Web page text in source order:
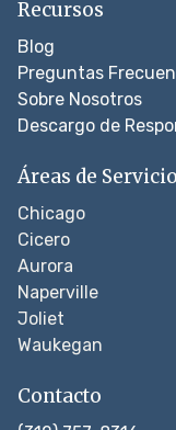
Recursos
Blog
Preguntas
Sobre Nosotros
Descargo de
Áreas de Servicio
Chicago
Cicero
Aurora
Naperville
Joliet
Waukegan
Contacto